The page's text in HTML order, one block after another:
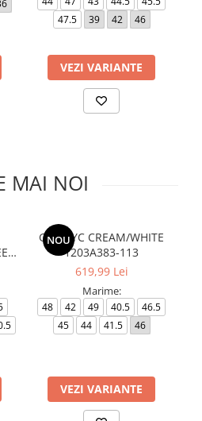
47.5
39 42 46
VEZI VARIANTE
MAI NOI
NOU
GEL-NYC CREAM/WHITE
1203A383-113
619,99 Lei
Marime:
48 42 49 40.5
46.5
45
44 41.5 46
VEZI VARIANTE